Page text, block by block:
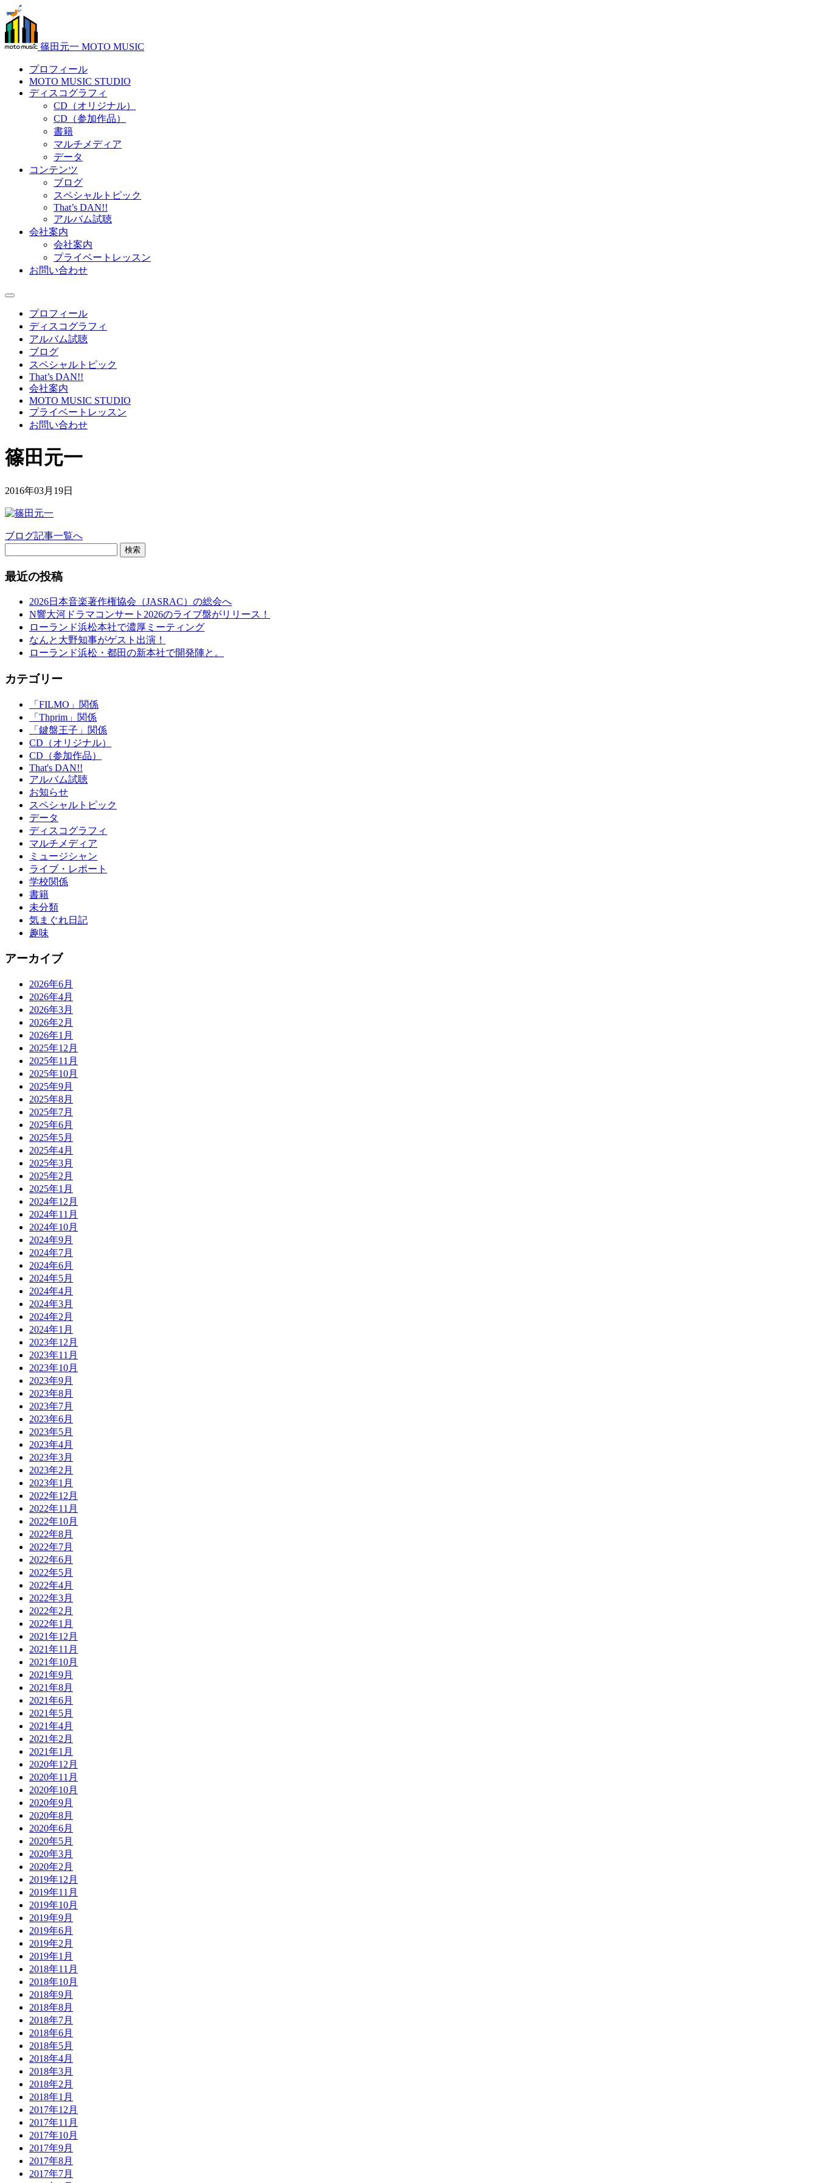
篠田元一 MOTO MUSIC
プロフィール
MOTO MUSIC STUDIO
ディスコグラフィ
CD（オリジナル）
CD（参加作品）
書籍
マルチメディア
データ
コンテンツ
ブログ
スペシャルトピック
That’s DAN!!
アルバム試聴
会社案内
会社案内
プライベートレッスン
お問い合わせ
プロフィール
ディスコグラフィ
アルバム試聴
ブログ
スペシャルトピック
That’s DAN!!
会社案内
MOTO MUSIC STUDIO
プライベートレッスン
お問い合わせ
篠田元一
2016年03月19日
ブログ記事一覧へ
検索
最近の投稿
2026日本音楽著作権協会（JASRAC）の総会へ
N響大河ドラマコンサート2026のライブ盤がリリース！
ローランド浜松本社で濃厚ミーティング
なんと大野知事がゲスト出演！
ローランド浜松・都田の新本社で開発陣と。
カテゴリー
「FILMO」関係
「Thprim」関係
「鍵盤王子」関係
CD（オリジナル）
CD（参加作品）
That's DAN!!
アルバム試聴
お知らせ
スペシャルトピック
データ
ディスコグラフィ
マルチメディア
ミュージシャン
ライブ・レポート
学校関係
書籍
未分類
気まぐれ日記
趣味
アーカイブ
2026年6月
2026年4月
2026年3月
2026年2月
2026年1月
2025年12月
2025年11月
2025年10月
2025年9月
2025年8月
2025年7月
2025年6月
2025年5月
2025年4月
2025年3月
2025年2月
2025年1月
2024年12月
2024年11月
2024年10月
2024年9月
2024年7月
2024年6月
2024年5月
2024年4月
2024年3月
2024年2月
2024年1月
2023年12月
2023年11月
2023年10月
2023年9月
2023年8月
2023年7月
2023年6月
2023年5月
2023年4月
2023年3月
2023年2月
2023年1月
2022年12月
2022年11月
2022年10月
2022年8月
2022年7月
2022年6月
2022年5月
2022年4月
2022年3月
2022年2月
2022年1月
2021年12月
2021年11月
2021年10月
2021年9月
2021年8月
2021年6月
2021年5月
2021年4月
2021年2月
2021年1月
2020年12月
2020年11月
2020年10月
2020年9月
2020年8月
2020年6月
2020年5月
2020年3月
2020年2月
2019年12月
2019年11月
2019年10月
2019年9月
2019年6月
2019年2月
2019年1月
2018年11月
2018年10月
2018年9月
2018年8月
2018年7月
2018年6月
2018年5月
2018年4月
2018年3月
2018年2月
2018年1月
2017年12月
2017年11月
2017年10月
2017年9月
2017年8月
2017年7月